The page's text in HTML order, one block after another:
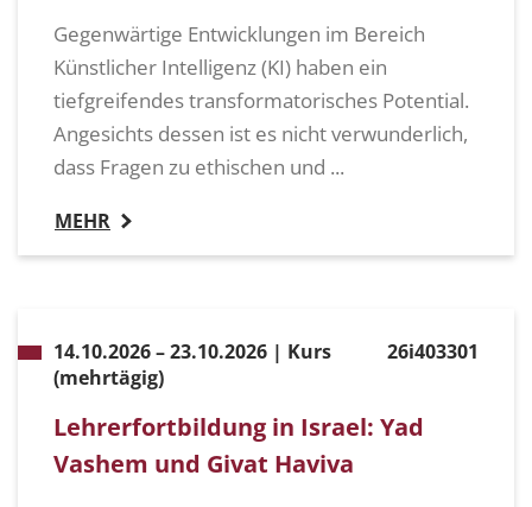
Gegenwärtige Entwicklungen im Bereich
Künstlicher Intelligenz (KI) haben ein
tiefgreifendes transformatorisches Potential.
Angesichts dessen ist es nicht verwunderlich,
dass Fragen zu ethischen und ...
MEHR
14.10.2026 – 23.10.2026 | Kurs
(mehrtägig)
26i403301
Lehrerfortbildung in Israel: Yad
Vashem und Givat Haviva